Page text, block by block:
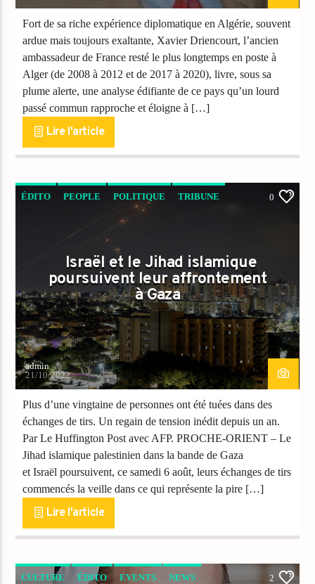
Fort de sa riche expérience diplomatique en Algérie, souvent
ardue mais toujours exaltante, Xavier Driencourt, l’ancien
ambassadeur de France resté le plus longtemps en poste à
Alger (de 2008 à 2012 et de 2017 à 2020), livre, sous sa
plume alerte, une analyse édifiante de ce pays qu’un lourd
passé commun rapproche et éloigne à […]
Lire l'article
ÉDITO PEOPLE POLITIQUE TRIBUNE 0
Israël et le Jihad islamique
poursuivent leur affrontement
à Gaza
admin
21/10/2022
Plus d’une vingtaine de personnes ont été tuées dans des
échanges de tirs. Un regain de tension inédit depuis un an.
Par Le Huffington Post avec AFP. PROCHE-ORIENT – Le
Jihad islamique palestinien dans la bande de Gaza
et Israël poursuivent, ce samedi 6 août, leurs échanges de tirs
commencés la veille dans ce qui représente la pire […]
Lire l'article
CULTURE ÉDITO EVENTS NEWS 2